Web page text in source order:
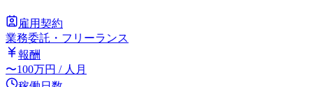
雇用契約
業務委託・フリーランス
報酬
〜100万円 / 人月